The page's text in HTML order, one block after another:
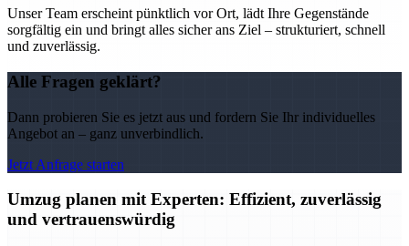
Unser Team erscheint pünktlich vor Ort, lädt Ihre Gegenstände
sorgfältig ein und bringt alles sicher ans Ziel – strukturiert, schnell
und zuverlässig.
Alle Fragen geklärt?
Dann probieren Sie es jetzt aus und fordern Sie Ihr individuelles
Angebot an – ganz unverbindlich.
Jetzt Anfrage starten
Umzug planen mit Experten: Effizient, zuverlässig
und vertrauenswürdig